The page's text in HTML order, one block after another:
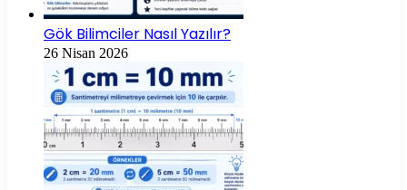
Gök Bilimciler Nasıl Yazılır?
26 Nisan 2026